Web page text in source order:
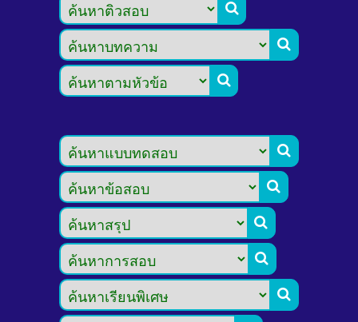







